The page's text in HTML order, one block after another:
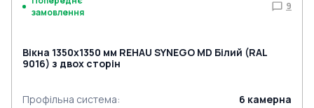
замовлення
9
Вікна 1350x1350 мм REHAU SYNEGO MD Білий (RAL
9016) з двох сторін
Профільна система: 6 камерна